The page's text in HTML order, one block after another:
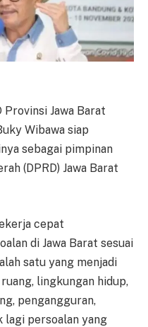
Provinsi Jawa Barat
Wibawa siap
sebagai pimpinan
(DPRD) Jawa Barat
cepat
di Jawa Barat sesuai
satu yang menjadi
lingkungan hidup,
pengangguran,
lagi persoalan yang